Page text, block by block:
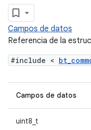
Campos de datos
Referencia de la
#include <
Campos de datos
uint8_t